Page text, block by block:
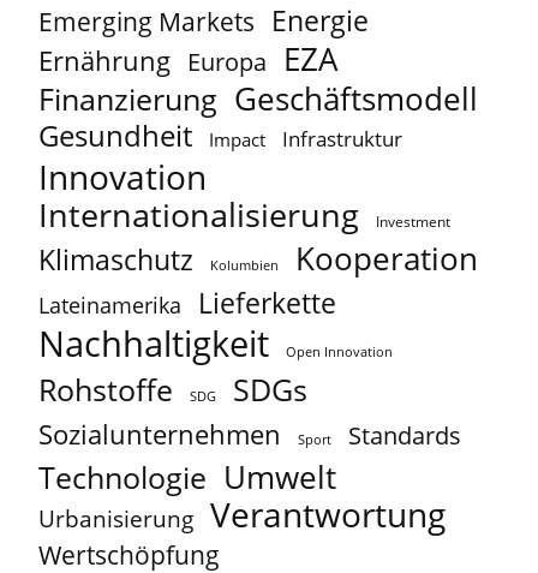
Emerging Markets Energie
Ernährung Europa EZA
Finanzierung Geschäftsmodell
Gesundheit Impact Infrastruktur
Innovation
Internationalisierung Investment
Klimaschutz Kolumbien Kooperation
Lateinamerika Lieferkette
Nachhaltigkeit Open Innovation
Rohstoffe SDG SDGs
Sozialunternehmen Sport Standards
Technologie Umwelt
Urbanisierung Verantwortung
Wertschöpfung